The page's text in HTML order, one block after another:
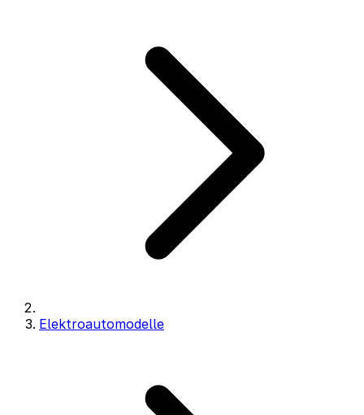
Elektroautomodelle